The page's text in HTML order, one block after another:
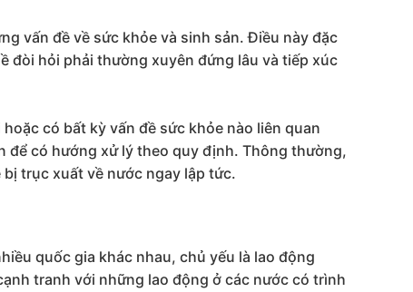
vấn đề về sức khỏe và sinh sản. Điều này đặc
đòi hỏi phải thường xuyên đứng lâu và tiếp xúc
có bất kỳ vấn đề sức khỏe nào liên quan
để có hướng xử lý theo quy định. Thông thường,
trục xuất về nước ngay lập tức.
quốc gia khác nhau, chủ yếu là lao động
tranh với những lao động ở các nước có trình